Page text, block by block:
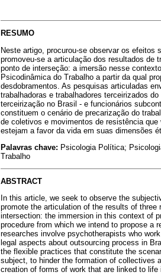
RESUMO
Neste artigo, procurou-se observar os efeitos
promoveu-se a articulação dos resultados de
ponto de interseção: a imersão nesse
Psicodinâmica do Trabalho a partir da qual
desdobramentos. As pesquisas articuladas
trabalhadoras e trabalhadores terceirizados
terceirização no Brasil - e funcionários
constituem o cenário de precarização do
de coletivos e movimentos de resistência
estejam a favor da vida em suas dimensões
Palavras chave: Psicologia Política;
Trabalho
ABSTRACT
In this article, we seek to observe the
promote the articulation of the results of
intersection: the immersion in this context of
procedure from which we intend to propose a
researches involve psychotherapists who
legal aspects about outsourcing process in
the flexible practices that constitute the
subject, to hinder the formation of collectives
creation of forms of work that are linked to